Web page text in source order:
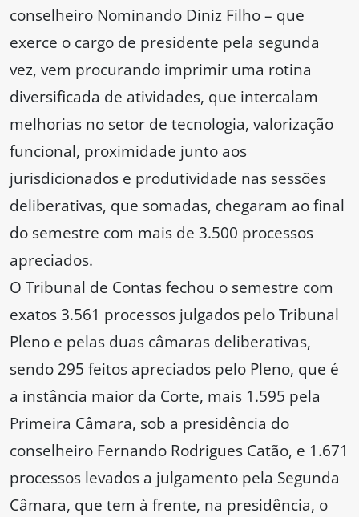
conselheiro Nominando Diniz Filho – que
exerce o cargo de presidente pela segunda
vez, vem procurando imprimir uma rotina
diversificada de atividades, que intercalam
melhorias no setor de tecnologia, valorização
funcional, proximidade junto aos
jurisdicionados e produtividade nas sessões
deliberativas, que somadas, chegaram ao final
do semestre com mais de 3.500 processos
apreciados.
O Tribunal de Contas fechou o semestre com
exatos 3.561 processos julgados pelo Tribunal
Pleno e pelas duas câmaras deliberativas,
sendo 295 feitos apreciados pelo Pleno, que é
a instância maior da Corte, mais 1.595 pela
Primeira Câmara, sob a presidência do
conselheiro Fernando Rodrigues Catão, e 1.671
processos levados a julgamento pela Segunda
Câmara, que tem à frente, na presidência, o